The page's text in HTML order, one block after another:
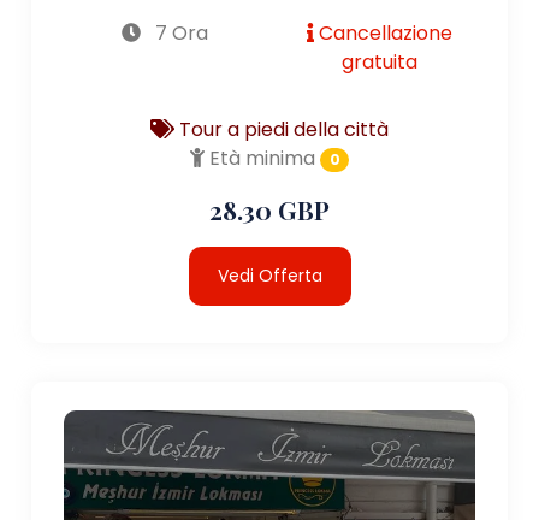
7 Ora
Cancellazione
gratuita
Tour a piedi della città
Età minima
0
28.30 GBP
Vedi Offerta